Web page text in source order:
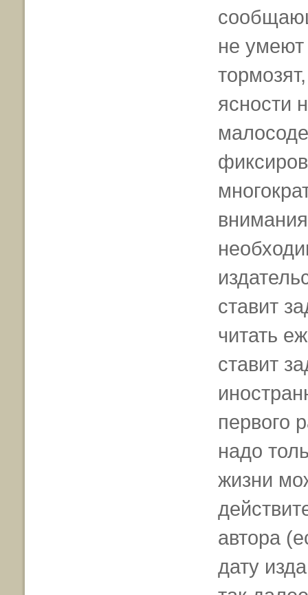
не умеют
ясности
ставит
читать
ставит
первого
надо
жизни
автора
дату